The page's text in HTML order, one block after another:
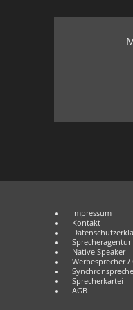
Impressum
Kontakt
Sprecheragentur
Native Speaker
Werbesprecher
Sprecherkartei
AGB